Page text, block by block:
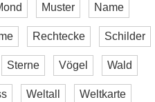
Muster Name
Rechtecke Schilder
Sterne Vögel Wald
Weltall Weltkarte